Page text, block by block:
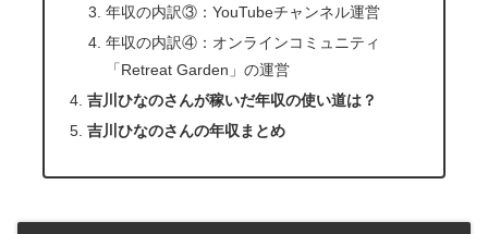
年収の内訳③：YouTubeチャンネル運営
年収の内訳④：オンラインコミュニティ
「Retreat Garden」の運営
吉川ひなのさんが稼いだ年収の使い道は？
吉川ひなのさんの年収まとめ